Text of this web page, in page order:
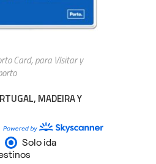
Card, para VIsitar y
MADEIRA Y